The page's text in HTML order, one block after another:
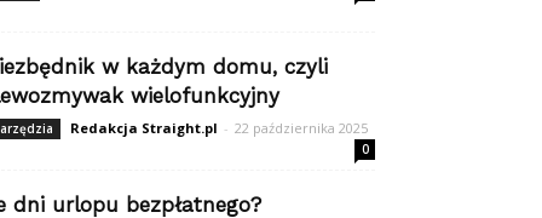
w każdym domu, czyli
wielofunkcyjny
Redakcja Straight.pl - 22 października 2025
0
dni urlopu bezpłatnego?